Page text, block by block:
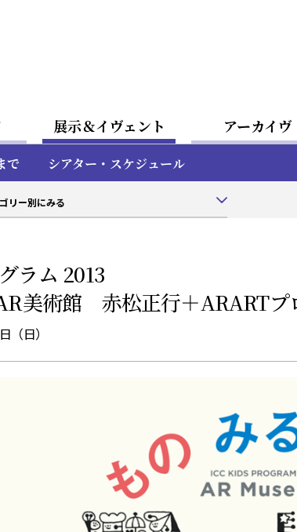
展示＆イヴェント アーカイヴ
で シアター・スケジュール
リー別にみる
ラム 2013
美術館 赤松正行＋ARARTプ
日）